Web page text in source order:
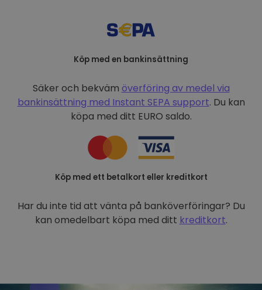
Köp med en bankinsättning
Säker och bekväm överföring av medel via
bankinsättning med Instant SEPA support. Du kan
köpa med ditt EURO saldo.
Köp med ett betalkort eller kreditkort
Har du inte tid att vänta på banköverföringar? Du
kan omedelbart köpa med ditt kreditkort.